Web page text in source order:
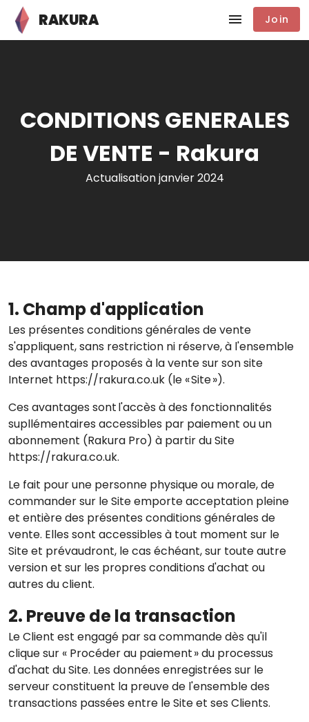
RAKURA Join
CONDITIONS GENERALES
DE VENTE - Rakura
Actualisation janvier 2024
1. Champ d'application
Les présentes conditions générales de vente
s'appliquent, sans restriction ni réserve, à l'ensemble
des avantages proposés à la vente sur son site
Internet https://rakura.co.uk (le « Site »).
Ces avantages sont l'accès à des fonctionnalités
supllémentaires accessibles par paiement ou un
abonnement (Rakura Pro) à partir du Site
https://rakura.co.uk.
Le fait pour une personne physique ou morale, de
commander sur le Site emporte acceptation pleine
et entière des présentes conditions générales de
vente. Elles sont accessibles à tout moment sur le
Site et prévaudront, le cas échéant, sur toute autre
version et sur les propres conditions d'achat ou
autres du client.
2. Preuve de la transaction
Le Client est engagé par sa commande dès qu'il
clique sur « Procéder au paiement » du processus
d'achat du Site. Les données enregistrées sur le
serveur constituent la preuve de l'ensemble des
transactions passées entre le Site et ses Clients.